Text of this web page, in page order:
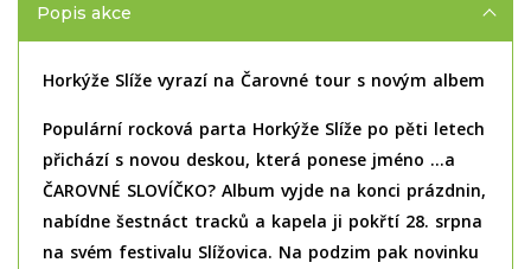
Popis akce
Horkýže Slíže vyrazí na Čarovné tour s novým albem
Populární rocková parta Horkýže Slíže po pěti letech
přichází s novou deskou, která ponese jméno …a
ČAROVNÉ SLOVÍČKO? Album vyjde na konci prázdnin,
nabídne šestnáct tracků a kapela ji pokřtí 28. srpna
na svém festivalu Slížovica. Na podzim pak novinku